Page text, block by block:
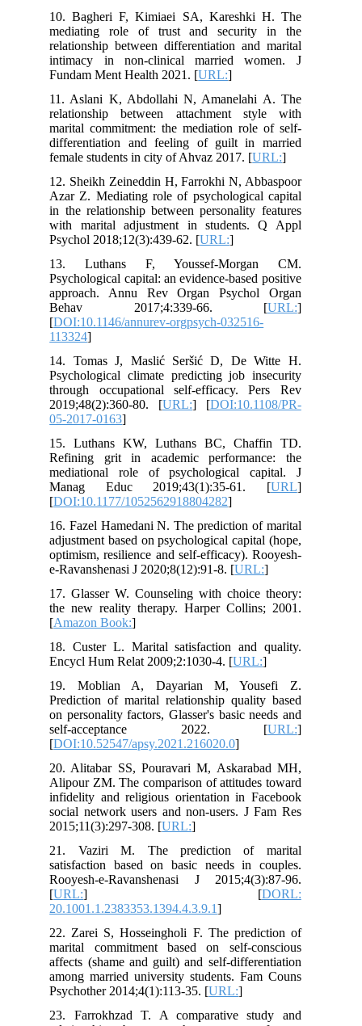
10. Bagheri F, Kimiaei SA, Kareshki H. The
mediating role of trust and security in the
relationship between differentiation and marital
intimacy in non-clinical married women. J
Fundam Ment Health 2021. [URL:
11. Aslani K, Abdollahi N, Amanelahi A. The
relationship between attachment style with
marital commitment: the mediation role of self-
differentiation and feeling of guilt in married
female students in city of Ahvaz 2017. [URL:
12. Sheikh Zeineddin H, Farrokhi N, Abbaspoor
Azar Z. Mediating role of psychological capital
in the relationship between personality features
with marital adjustment in students. Q Appl
Psychol 2018;12(3):439-62. [URL:
13. Luthans F, Youssef-Morgan CM.
Psychological capital: an evidence-based positive
approach. Annu Rev Organ Psychol Organ
Behav 2017;4:339-66. [URL:
[DOI:10.1146/annurev-orgpsych-032516-
113324
14. Tomas J, Maslić Seršić D, De Witte H.
Psychological climate predicting job insecurity
through occupational self-efficacy. Pers Rev
2019;48(2):360-80. [URL: ] [DOI:10.1108/PR-
05-2017-0163
15. Luthans KW, Luthans BC, Chaffin TD.
Refining grit in academic performance: the
mediational role of psychological capital. J
Manag Educ 2019;43(1):35-61. [URL
[DOI:10.1177/1052562918804282
16. Fazel Hamedani N. The prediction of marital
adjustment based on psychological capital (hope,
optimism, resilience and self-efficacy). Rooyesh-
e-Ravanshenasi J 2020;8(12):91-8. [URL:
17. Glasser W. Counseling with choice theory:
the new reality therapy. Harper Collins; 2001.
[Amazon Book:
18. Custer L. Marital satisfaction and quality.
Encycl Hum Relat 2009;2:1030-4. [URL:
19. Moblian A, Dayarian M, Yousefi Z.
Prediction of marital relationship quality based
on personality factors, Glasser's basic needs and
self-acceptance 2022. [URL:
[DOI:10.52547/apsy.2021.216020.0
20. Alitabar SS, Pouravari M, Askarabad MH,
Alipour ZM. The comparison of attitudes toward
infidelity and religious orientation in Facebook
social network users and non-users. J Fam Res
2015;11(3):297-308. [URL:
21. Vaziri M. The prediction of marital
satisfaction based on basic needs in couples.
Rooyesh-e-Ravanshenasi J 2015;4(3):87-96.
[URL: ] [DORL:
20.1001.1.2383353.1394.4.3.9.1
22. Zarei S, Hosseingholi F. The prediction of
marital commitment based on self-conscious
affects (shame and guilt) and self-differentiation
among married university students. Fam Couns
Psychother 2014;4(1):113-35. [URL:
23. Farrokhzad T. A comparative study and